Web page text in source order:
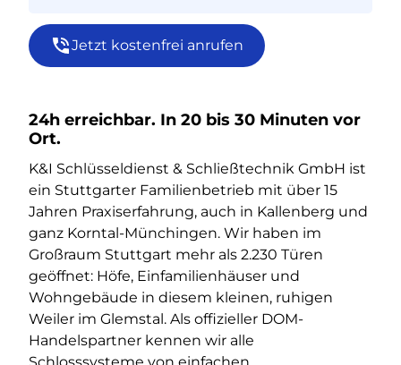
Jetzt kostenfrei anrufen
24h erreichbar. In 20 bis 30 Minuten vor
Ort.
K&I Schlüsseldienst & Schließtechnik GmbH ist
ein Stuttgarter Familienbetrieb mit über 15
Jahren Praxiserfahrung, auch in Kallenberg und
ganz Korntal-Münchingen. Wir haben im
Großraum Stuttgart mehr als 2.230 Türen
geöffnet: Höfe, Einfamilienhäuser und
Wohngebäude in diesem kleinen, ruhigen
Weiler im Glemstal. Als offizieller DOM-
Handelspartner kennen wir alle